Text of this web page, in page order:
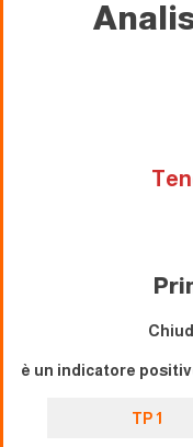
è un indicatore
TP 1